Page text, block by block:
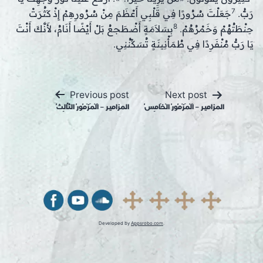
رَبُّ. 7جَعَلْتَ سُرُورًا فِي قَلْبِي أَعْظَمَ مِنْ سُرُورِهِمْ إِذْ كَثُرَتْ
حِنْطَتُهُمْ وَخَمْرُهُمْ.8بِسَلاَمَةٍ أَضْطَجعُ بَلْ أَيْضًا أَنَامُ، لأَنَّكَ أَنْتَ
يَا رَبُّ مُنْفَرِدًا فِي طُمَأْنِينَةٍ تُسَكِّنُنِي.
Previous post
المزامير – اَلْمَزْمُورُ الثَّالِثُ
Next post
المزامير – اَلْمَزْمُورُ الْخَامِسُ
Developed by Appsrobo.com.